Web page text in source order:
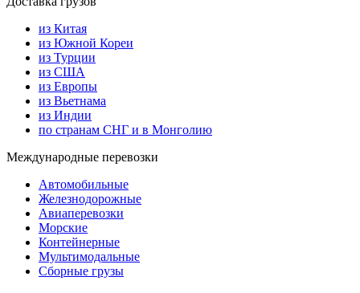
из Китая
из Южной Кореи
из Турции
из США
из Европы
из Вьетнама
из Индии
по странам СНГ и в Монголию
Международные перевозки
Автомобильные
Железнодорожные
Авиаперевозки
Морские
Контейнерные
Мультимодальные
Сборные грузы